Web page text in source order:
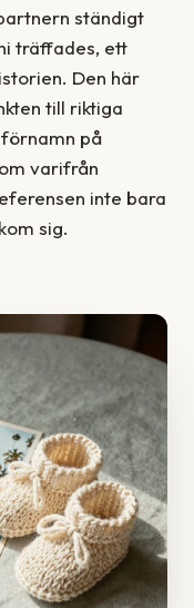
ständigt
träffades, ett
Den här
till riktiga
på
varifrån
inte bara
sig.